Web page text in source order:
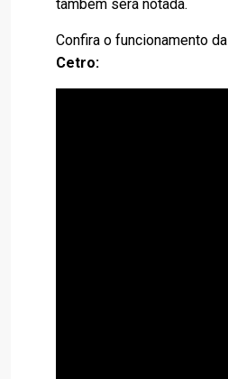
também será notada.
Confira o funcionamento da
Cetro: